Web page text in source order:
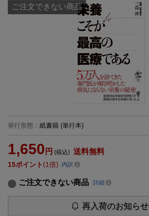
ご注文できない商品
発行形態 ： 紙書籍 (単行本)
1,650 円 (税込) 送料無料
15ポイント 1倍 内訳
ご注文できない商品 詳細
再入荷のお知らせ